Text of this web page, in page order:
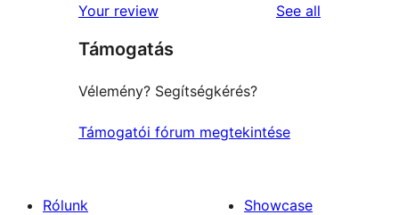
Your review See all
Támogatás
Vélemény? Segítségkérés?
Támogatói fórum megtekintése
Rólunk
Showcase